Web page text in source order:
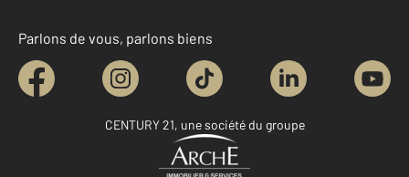
Parlons de vous, parlons biens
CENTURY 21, une société du groupe